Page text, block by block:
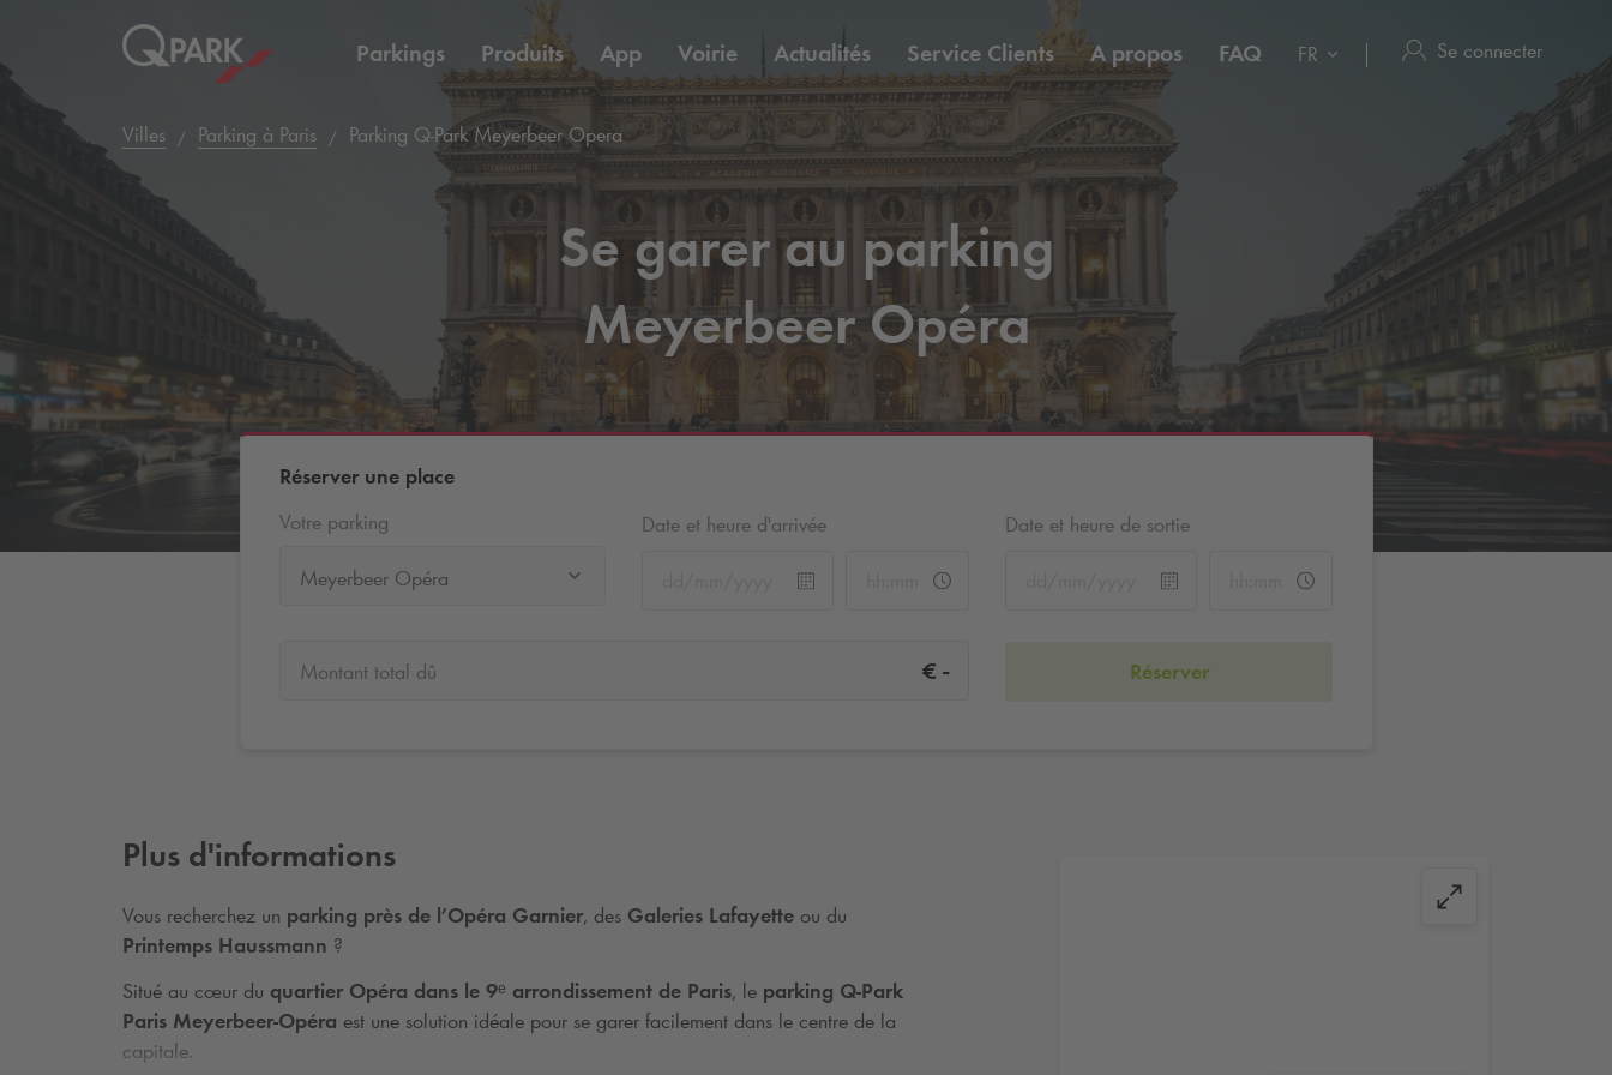
Parkings Produits App Voirie Actualités Service Clients A propos FAQ FR Se connecter
Villes Parking à Paris Parking Q-Park Meyerbeer Opera
Se garer au parking
Meyerbeer Opéra
Réserver une place
Votre parking
Meyerbeer Opéra
Date et heure d'arrivée Date et heure de sortie
Montant total dû € - Réserver
Plus d'informations
Vous recherchez un parking près de l’Opéra Garnier, des Galeries Lafayette ou du
Printemps Haussmann ?
Situé au cœur du quartier Opéra dans le 9ᵉ arrondissement de Paris, le parking Q-Park
Paris Meyerbeer-Opéra est une solution idéale pour se garer facilement dans le centre de la
capitale.